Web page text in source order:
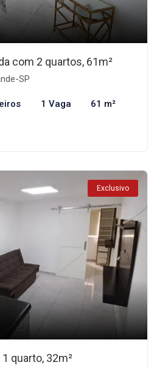
com 2 quartos, 61m²
SP
1 Vaga 61 m²
Exclusivo
quarto, 32m²